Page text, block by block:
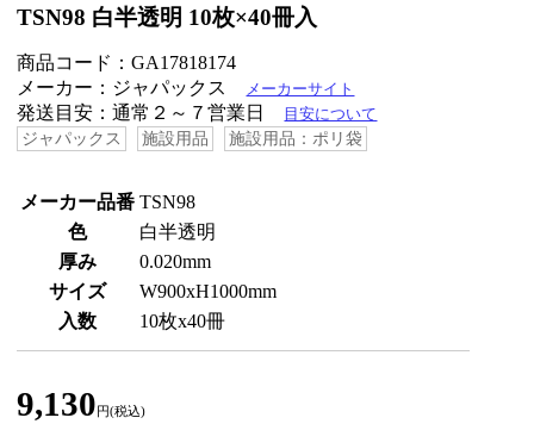
TSN98 白半透明 10枚×40冊入
商品コード：GA17818174
メーカー：ジャパックス
メーカーサイト
発送目安：通常２～７営業日 目安について
ジャパックス 施設用品 施設用品：ポリ袋
メーカー品番 TSN98
色
白半透明
厚み
0.020mm
サイズ
W900xH1000mm
入数
10枚x40冊
9,130 円(税込)